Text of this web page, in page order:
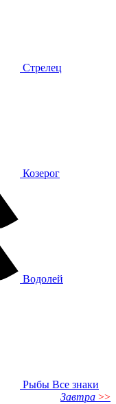
Стрелец
Козерог
Водолей
Рыбы Все знаки
Завтра >>